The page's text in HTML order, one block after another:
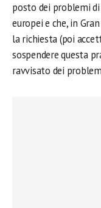
posto dei problemi
europei e che, in
la richiesta (poi
sospendere questa
ravvisato dei